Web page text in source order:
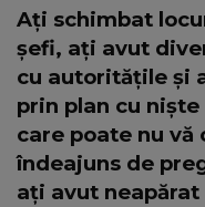
Ați schimbat
șefi, ați avut
cu autoritățile și
prin plan cu
care poate nu
îndeajuns de
ați avut